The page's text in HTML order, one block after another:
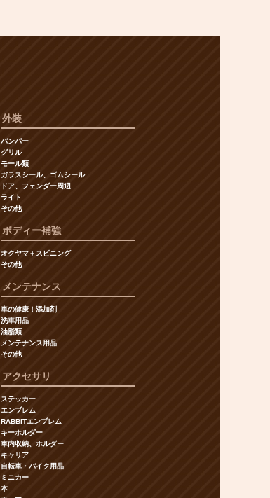
外装
バンパー
グリル
モール類
ガラスシール、ゴムシール
ドア、フェンダー周辺
ライト
その他
ボディー補強
オクヤマ＋スピニング
その他
メンテナンス
車の健康！添加剤
洗車用品
油脂類
メンテナンス用品
その他
アクセサリ
ステッカー
エンブレム
RABBITエンブレム
キーホルダー
車内収納、ホルダー
キャリア
自転車・バイク用品
ミニカー
本